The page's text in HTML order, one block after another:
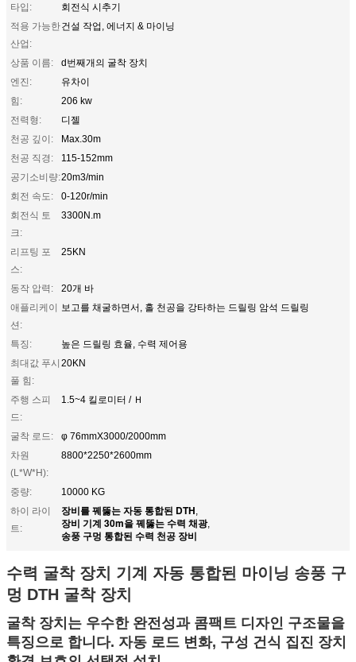
타입:
회전식 시추기
적용 가능한
산업:
건설 작업, 에너지 & 마이닝
상품 이름:
d번째개의 굴착 장치
엔진:
유차이
힘:
206 kw
전력형:
디젤
천공 깊이:
Max.30m
천공 직경:
115-152mm
공기소비량:20m3/min
회전 속도:
0-120r/min
회전식 토
크:
3300N.m
리프팅 포
스:
25KN
동작 압력:
20개 바
애플리케이
션:
보고를 채굴하면서, 홀 천공을 강타하는 드릴링 암석 드릴링
특징:
높은 드릴링 효율, 수력 제어용
최대값 푸시
풀 힘:
20KN
주행 스피
드:
1.5~4 킬로미터 / Ｈ
굴착 로드:
φ 76mmX3000/2000mm
차원
(L*W*H):
8800*2250*2600mm
중량:
10000 KG
하이 라이
트:
장비를 꿰뚫는 자동 통합된 DTH,
장비 기계 30m을 꿰뚫는 수력 채광,
송풍 구멍 통합된 수력 천공 장비
수력 굴착 장치 기계 자동 통합된 마이닝 송풍 구
멍 DTH 굴착 장치
굴착 장치는 우수한 완전성과 콤팩트 디자인 구조물을
특징으로 합니다. 자동 로드 변화, 구성 건식 집진 장치